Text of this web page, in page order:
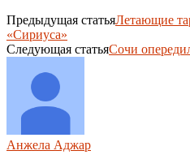
Предыдущая статьяЛетающие
«Сириуса»
Следующая статьяСочи
Анжела Аджар